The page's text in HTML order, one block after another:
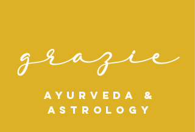
AYURVEDA &
ASTROLOGY